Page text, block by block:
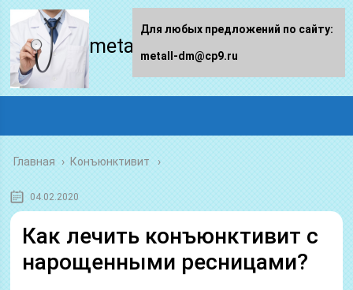
metall-dm.ru
Главная › Конъюнктивит
04.02.2020
Как лечить конъюнктивит с
нарощенными ресницами?
Для любых предложений по сайту:
metall-dm@cp9.ru